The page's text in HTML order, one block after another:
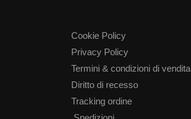
Cookie Policy
Privacy Policy
Termini & condizioni di vendita
Diritto di recesso
Tracking ordine